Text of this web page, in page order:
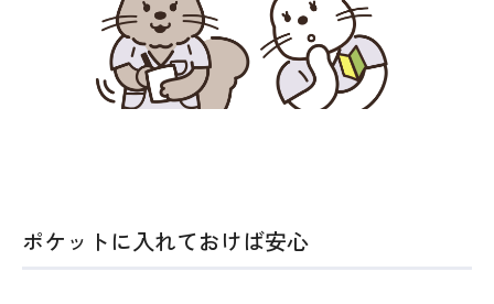
ポケットに入れておけば安心